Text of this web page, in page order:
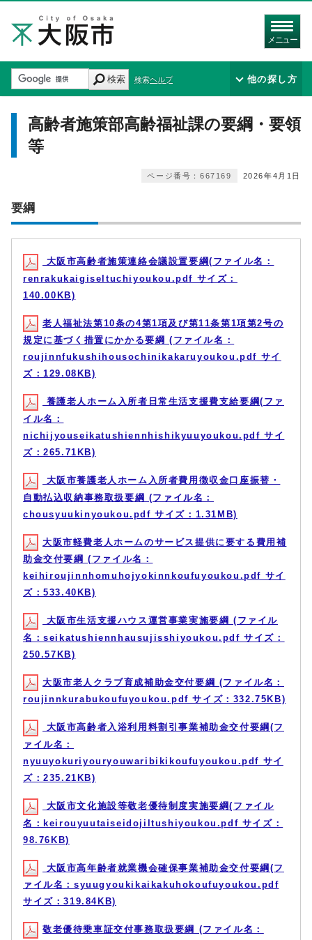
メニュー
検索 検索ヘルプ 他の探し方
高齢者施策部高齢福祉課の要綱・要領
等
2026年4月1日
ページ番号：667169
要綱
大阪市高齢者施策連絡会議設置要綱(ファイル名：
renrakukaigiseltuchiyoukou.pdf サイズ：
140.00KB)
老人福祉法第10条の4第1項及び第11条第1項第2号の
規定に基づく措置にかかる要綱 (ファイル名：
roujinnfukushihousochinikakaruyoukou.pdf サイ
ズ：129.08KB)
養護老人ホーム入所者日常生活支援費支給要綱(ファ
イル名：
nichijyouseikatushiennhishikyuuyoukou.pdf サイ
ズ：265.71KB)
大阪市養護老人ホーム入所者費用徴収金口座振替・
自動払込収納事務取扱要綱 (ファイル名：
chousyuukinyoukou.pdf サイズ：1.31MB)
大阪市軽費老人ホームのサービス提供に要する費用補
助金交付要綱 (ファイル名：
keihiroujinnhomuhojyokinnkoufuyoukou.pdf サイ
ズ：533.40KB)
大阪市生活支援ハウス運営事業実施要綱 (ファイル
名：seikatushiennhausujisshiyoukou.pdf サイズ：
250.57KB)
大阪市老人クラブ育成補助金交付要綱 (ファイル名：
roujinnkurabukoufuyoukou.pdf サイズ：332.75KB)
大阪市高齢者入浴利用料割引事業補助金交付要綱(フ
ァイル名：
nyuuyokuriyouryouwaribikikoufuyoukou.pdf サイ
ズ：235.21KB)
大阪市文化施設等敬老優待制度実施要綱(ファイル
名：keirouyuutaiseidojiltushiyoukou.pdf サイズ：
98.76KB)
大阪市高年齢者就業機会確保事業補助金交付要綱(フ
ァイル名：syuugyoukikaikakuhokoufuyoukou.pdf
サイズ：319.84KB)
敬老優待乗車証交付事務取扱要綱 (ファイル名：